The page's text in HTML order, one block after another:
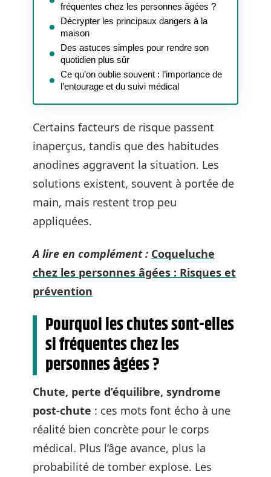
fréquentes chez les personnes âgées ?
Décrypter les principaux dangers à la
maison
Des astuces simples pour rendre son
quotidien plus sûr
Ce qu’on oublie souvent : l’importance de
l’entourage et du suivi médical
Certains facteurs de risque passent
inaperçus, tandis que des habitudes
anodines aggravent la situation. Les
solutions existent, souvent à portée de
main, mais restent trop peu
appliquées.
A lire en complément : Coqueluche
chez les personnes âgées : Risques et
prévention
Pourquoi les chutes sont-elles
si fréquentes chez les
personnes âgées ?
Chute, perte d’équilibre, syndrome
post-chute : ces mots font écho à une
réalité bien concrète pour le corps
médical. Plus l’âge avance, plus la
probabilité de tomber explose. Les